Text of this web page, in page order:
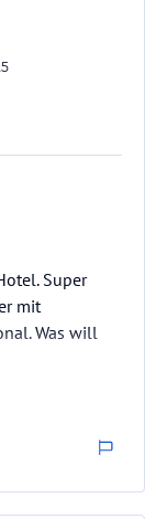
Super
mit
Was will